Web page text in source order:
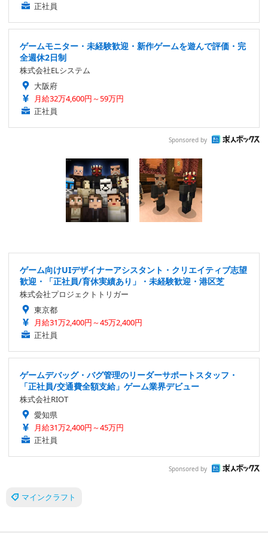
正社員
ゲームモニター・未経験歓迎・新作ゲームを遊んで評価・完
全週休2日制
株式会社ELシステム
大阪府
月給32万4,600円～59万円
正社員
Sponsored by
ゲーム向けUIデザイナーアシスタント・クリエイティブ志望
歓迎・「正社員/育休実績あり」・未経験歓迎・港区芝
株式会社プロジェクトトリガー
東京都
月給31万2,400円～45万2,400円
正社員
ゲームデバッグ・バグ管理のリーダーサポートスタッフ・
「正社員/交通費全額支給」ゲーム業界デビュー
株式会社RIOT
愛知県
月給31万2,400円～45万円
正社員
Sponsored by
マインクラフト